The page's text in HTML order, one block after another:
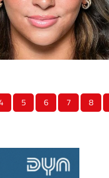
5 6 7 8
finden